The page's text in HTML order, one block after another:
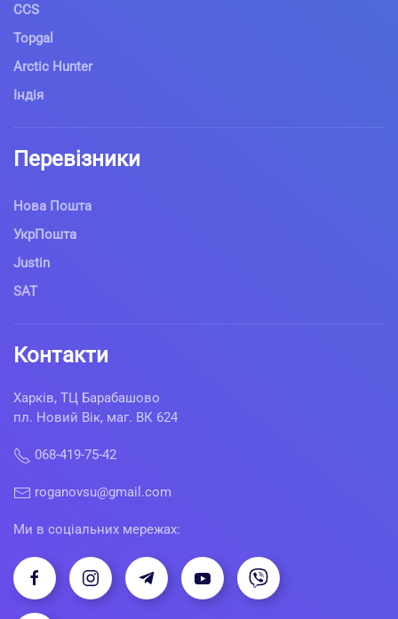
CCS
Topgal
Arctic Hunter
Індія
Перевізники
Нова Пошта
УкрПошта
Justin
SAT
Контакти
Харків, ТЦ Барабашово
пл. Новий Вік, маг. ВК 624
068-419-75-42
roganovsu@gmail.com
Ми в соціальних мережах: